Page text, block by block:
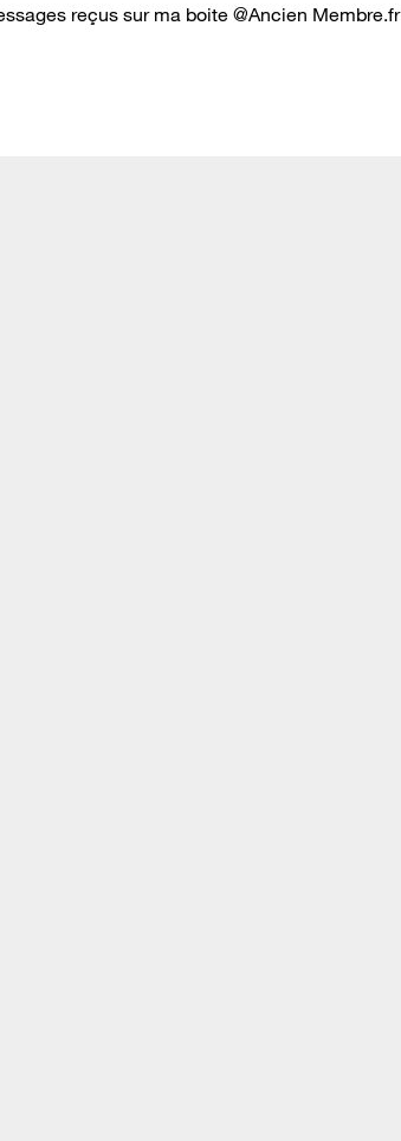
reçus sur ma boite @Ancien Membre.fr